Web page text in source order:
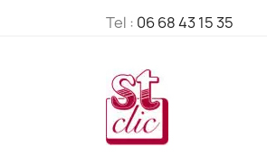
Tel : 06 68 43 15 35